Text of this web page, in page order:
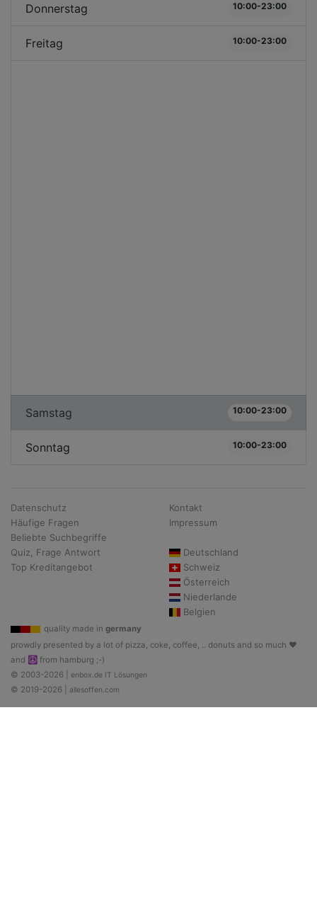
Donnerstag 10:00-23:00
Freitag 10:00-23:00
Samstag 10:00-23:00
Sonntag 10:00-23:00
Datenschutz
Häufige Fragen
Beliebte Suchbegriffe
Quiz, Frage Antwort
Top Kreditangebot
Kontakt
Impressum
Deutschland
Schweiz
Österreich
Niederlande
Belgien
quality made in germany
prowdly presented by a lot of pizza, coke, coffee, .. donuts and so much ♥
and ☮ from hamburg ;-)
© 2003-2026 | enbox.de IT Lösungen
© 2019-2026 | allesoffen.com